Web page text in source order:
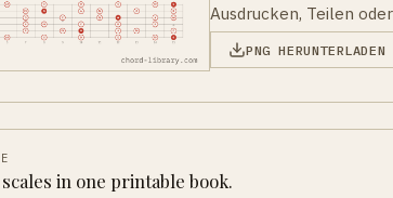
Ausdrucken, Teilen
PNG HERUNTERLADEN
in one printable book.